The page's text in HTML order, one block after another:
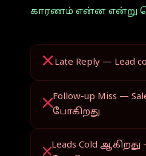
காரணம் என்ன என்று
Late Reply — Lead
Follow-up Miss —
போகிறது
Leads Cold